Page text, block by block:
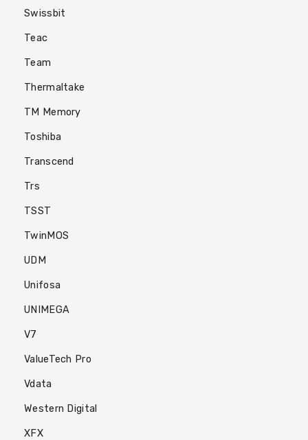
Swissbit
Teac
Team
Thermaltake
TM Memory
Toshiba
Transcend
Trs
TSST
TwinMOS
UDM
Unifosa
UNIMEGA
V7
ValueTech Pro
Vdata
Western Digital
XFX